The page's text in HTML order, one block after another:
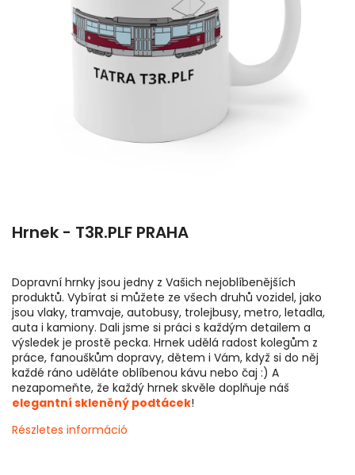
Hrnek - T3R.PLF PRAHA
Dopravní hrnky jsou jedny z Vašich nejoblíbenějších
produktů. Vybírat si můžete ze všech druhů vozidel, jako
jsou vlaky, tramvaje, autobusy, trolejbusy, metro, letadla,
auta i kamiony. Dali jsme si práci s každým detailem a
výsledek je prostě pecka. Hrnek udělá radost kolegům z
práce, fanouškům dopravy, dětem i Vám, když si do něj
každé ráno uděláte oblíbenou kávu nebo čaj :) A
nezapomeňte, že každý hrnek skvěle doplňuje náš
elegantní skleněný podtácek!
Részletes információ